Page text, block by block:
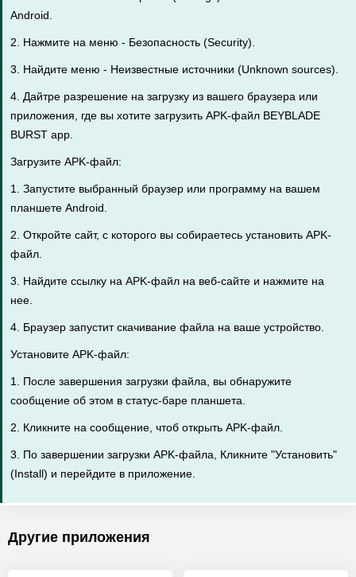
Android.
2. Нажмите на меню - Безопасность (Security).
3. Найдите меню - Неизвестные источники (Unknown sources).
4. Дайтре разрешение на загрузку из вашего браузера или
приложения, где вы хотите загрузить APK-файл BEYBLADE
BURST app.
Загрузите APK-файл:
1. Запустите выбранный браузер или программу на вашем
планшете Android.
2. Откройте сайт, с которого вы собираетесь установить APK-
файл.
3. Найдите ссылку на APK-файл на веб-сайте и нажмите на
нее.
4. Браузер запустит скачивание файла на ваше устройство.
Установите APK-файл:
1. После завершения загрузки файла, вы обнаружите
сообщение об этом в статус-баре планшета.
2. Кликните на сообщение, чтоб открыть APK-файл.
3. По завершении загрузки APK-файла, Кликните "Установить"
(Install) и перейдите в приложение.
Другие приложения